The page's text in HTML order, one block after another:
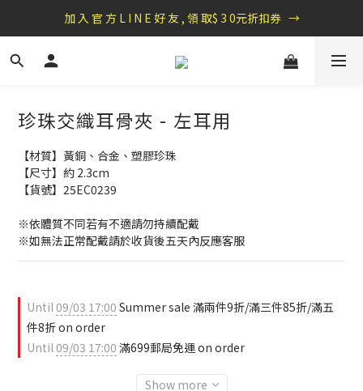
盛夏祭典：全館滿1000折100，滿2000贈『自粘式多功能包巾』
加 入 官 方 L I N E 好 友 , 領 取$ 3 0元折扣券   →
盛夏祭典：全館滿1000折100，滿2000贈『自粘式多功能包巾』
珍珠交織耳骨夾 - 左耳用
【材質】黃銅、合金、塑膠珍珠
【尺寸】約 2.3cm
【貨號】25EC0239
※依體質不同若有不適請勿持續配戴
※如無法正常配戴請於收貨後五天內反應客服
Until09/03 17:00 Summer sale 滿兩件9折/滿三件85折/滿五
件8折 on order
Until09/03 17:00 滿699郵局免運 on order
Show more